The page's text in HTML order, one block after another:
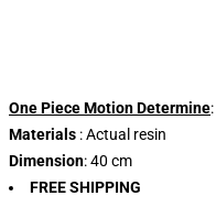
One Piece Motion Determine
Materials : Actual resin
Dimension: 40 cm
FREE SHIPPING